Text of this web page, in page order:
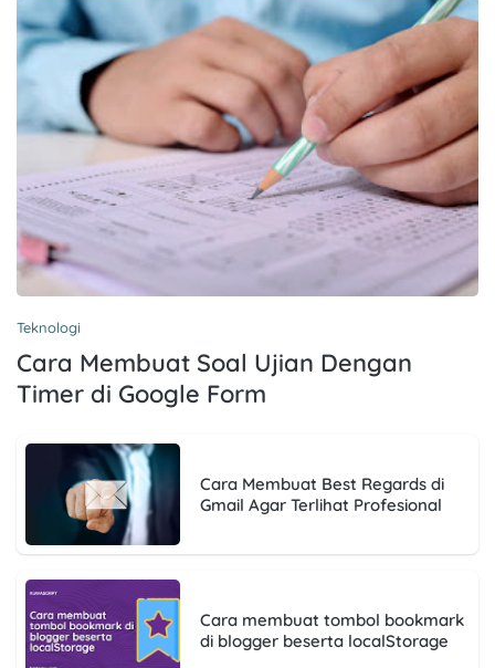
Teknologi
Cara Membuat Soal Ujian Dengan
Timer di Google Form
Cara Membuat Best Regards di
Gmail Agar Terlihat Profesional
Cara membuat tombol bookmark
di blogger beserta localStorage